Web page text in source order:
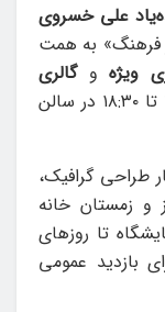
علی خسروی
فرهنگ» به همت
ویژه وگالری
، عصر ۲۲ خرداد ۱۴۰۵ از ساعت ۱۷ تا ۱۸:۳۰ در سالن
طراحی گرافیک،
و زمستان خانه
تا روزهای
خرداد از ساعت ۱۴ لغایت ۲۱ برای بازدید عمومی